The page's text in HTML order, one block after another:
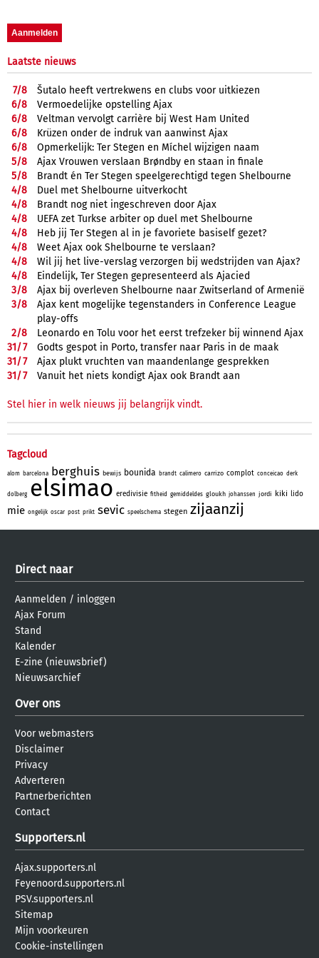
Laatste nieuws
7/8
Šutalo heeft vertrekwens en clubs voor uitkiezen
6/8
Vermoedelijke opstelling Ajax
6/8
Veltman vervolgt carrière bij West Ham United
6/8
Krüzen onder de indruk van aanwinst Ajax
6/8
Opmerkelijk: Ter Stegen en Míchel wijzigen naam
5/8
Ajax Vrouwen verslaan Brøndby en staan in finale
5/8
Brandt én Ter Stegen speelgerechtigd tegen Shelbourne
4/8
Duel met Shelbourne uitverkocht
4/8
Brandt nog niet ingeschreven door Ajax
4/8
UEFA zet Turkse arbiter op duel met Shelbourne
4/8
Heb jij Ter Stegen al in je favoriete basiself gezet?
4/8
Weet Ajax ook Shelbourne te verslaan?
4/8
Wil jij het live-verslag verzorgen bij wedstrijden van Ajax?
4/8
Eindelijk, Ter Stegen gepresenteerd als Ajacied
3/8
Ajax bij overleven Shelbourne naar Zwitserland of Armenië
3/8
Ajax kent mogelijke tegenstanders in Conference League
play-offs
2/8
Leonardo en Tolu voor het eerst trefzeker bij winnend Ajax
31/7
Godts gespot in Porto, transfer naar Paris in de maak
31/7
Ajax plukt vruchten van maandenlange gesprekken
31/7 Vanuit het niets kondigt Ajax ook Brandt aan
Stel hier in welk nieuws jij belangrijk vindt.
Tagcloud
alom barcelona berghuis bewijs bounida brandt calimero carrizo complot conceicao derk
dolberg elsimao eredivisie fitheid gemiddeldes gloukh johanssen jordi kiki lido
mie ongelijk oscar post prikt sevic speelschema stegen zijaanzij
Direct naar
Aanmelden / inloggen
Ajax Forum
Stand
Kalender
E-zine (nieuwsbrief)
Nieuwsarchief
Over ons
Voor webmasters
Disclaimer
Privacy
Adverteren
Partnerberichten
Contact
Supporters.nl
Ajax.supporters.nl
Feyenoord.supporters.nl
PSV.supporters.nl
Sitemap
Mijn voorkeuren
Cookie-instellingen